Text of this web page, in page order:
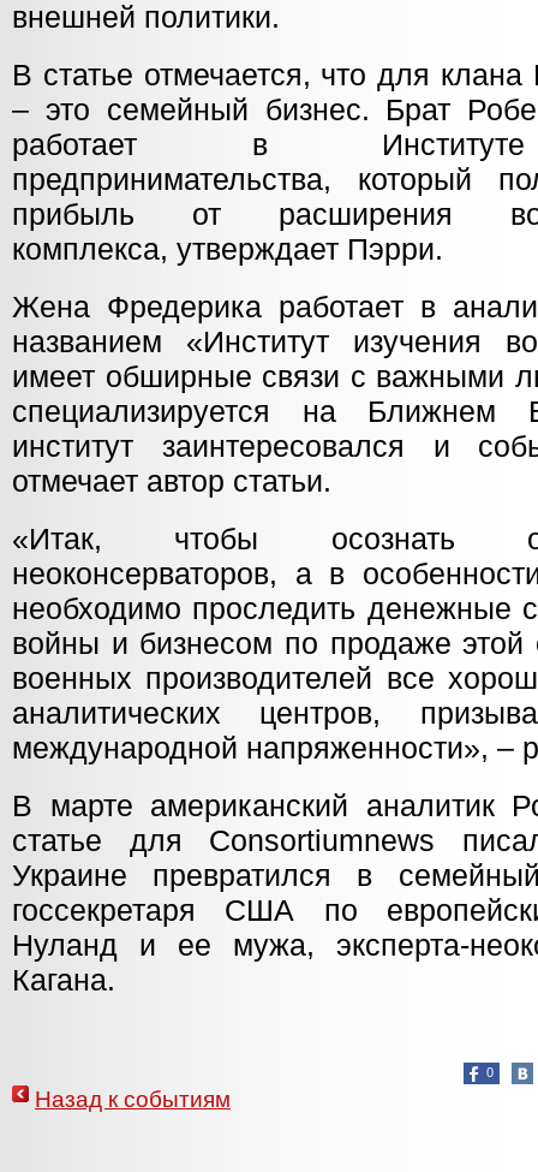
внешней политики.
В статье отмечается, что для
– это семейный бизнес. Брат
работает в Институте
предпринимательства, который
прибыль от расширения
комплекса, утверждает Пэрри.
Жена Фредерика работает в
названием «Институт изучения
имеет обширные связи с важными
специализируется на Ближнем
институт заинтересовался и
отмечает автор статьи.
«Итак, чтобы осознать
неоконсерваторов, а в
необходимо проследить денежные
войны и бизнесом по продаже
военных производителей все
аналитических центров,
международной напряженности», –
В марте американский аналитик
статье для Consortiumnews
Украине превратился в
госсекретаря США по
Нуланд и ее мужа, эксперта-
Кагана.
0
Назад к событиям